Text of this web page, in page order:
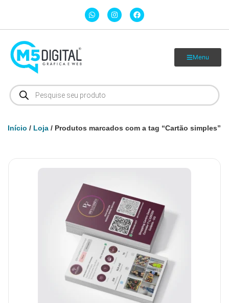
Menu
Início / Loja / Produtos marcados com a tag “Cartão simples”